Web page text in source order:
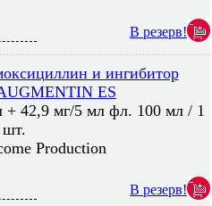
В резерв!
и ингибитор
ES
+ 42,9 мг/5 мл фл. 100 мл / 1
шт.
Production
В резерв!